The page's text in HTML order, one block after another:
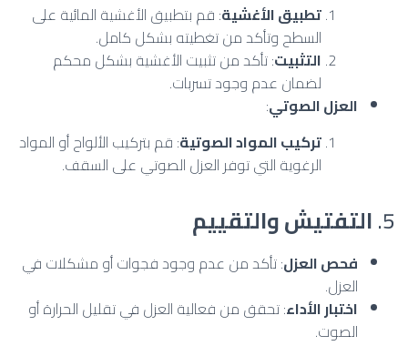
تطبيق الأغشية: قم بتطبيق الأغشية المائية على
السطح وتأكد من تغطيته بشكل كامل.
التثبيت: تأكد من تثبيت الأغشية بشكل محكم
لضمان عدم وجود تسربات.
العزل الصوتي:
تركيب المواد الصوتية: قم بتركيب الألواح أو المواد
الرغوية التي توفر العزل الصوتي على السقف.
5. التفتيش والتقييم
فحص العزل: تأكد من عدم وجود فجوات أو مشكلات في
العزل.
اختبار الأداء: تحقق من فعالية العزل في تقليل الحرارة أو
الصوت.